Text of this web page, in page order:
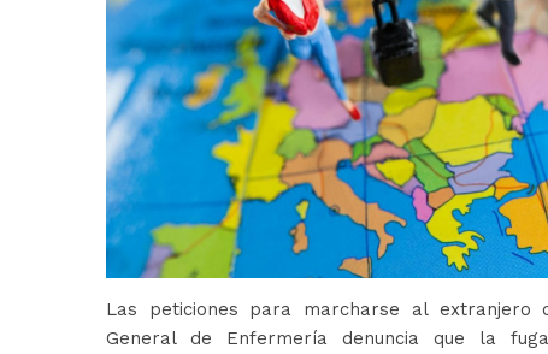
Las peticiones para marcharse al extranjero
General de Enfermería denuncia que la